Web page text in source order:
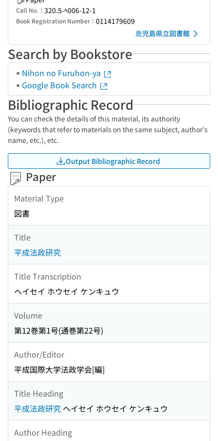
Call No.： 320.5-ﾍ006-12-1
Book Registration Number： 0114179609
鹿児島県立図書館
Search by Bookstore
Nihon no Furuhon-ya
Google Book Search
Bibliographic Record
You can check the details of this material, its authority
(keywords that refer to materials on the same subject, author's
name, etc.), etc.
Output Bibliographic Record
Paper
Material Type
図書
Title
平成法政研究
Title Transcription
ヘイセイ ホウセイ ケンキュウ
Volume
第12巻第1号(通巻第22号)
Author/Editor
平成国際大学法政学会[編]
Title Heading
平成法政研究 ヘイセイ ホウセイ ケンキュウ
Author Heading